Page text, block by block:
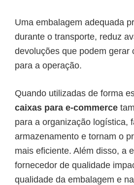
Uma embalagem adequada
durante o transporte, reduz
devoluções que podem gerar
para a operação.
Quando utilizadas de forma
caixas para e-commerce
para a organização logística,
armazenamento e tornam o
mais eficiente. Além disso, a
fornecedor de qualidade
qualidade da embalagem e